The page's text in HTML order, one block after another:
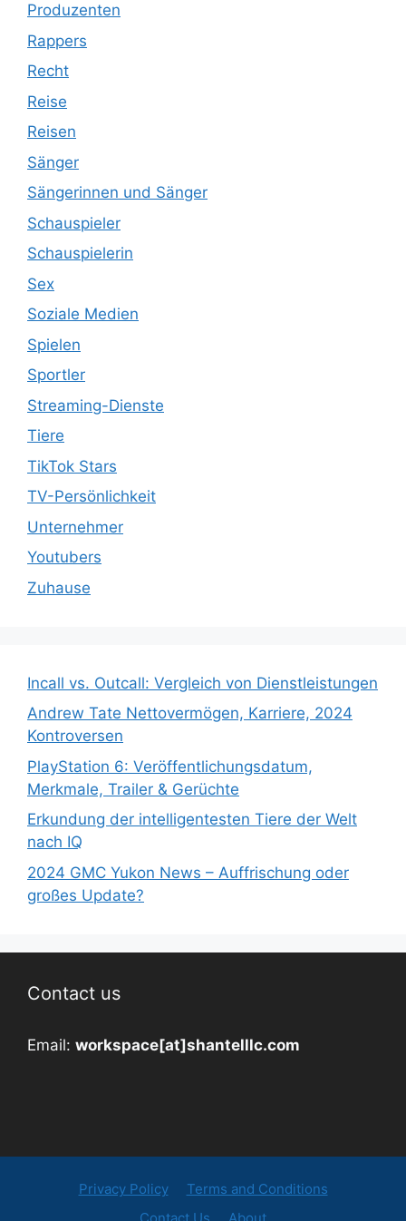
Produzenten
Rappers
Recht
Reise
Reisen
Sänger
Sängerinnen und Sänger
Schauspieler
Schauspielerin
Sex
Soziale Medien
Spielen
Sportler
Streaming-Dienste
Tiere
TikTok Stars
TV-Persönlichkeit
Unternehmer
Youtubers
Zuhause
Incall vs. Outcall: Vergleich von Dienstleistungen
Andrew Tate Nettovermögen, Karriere, 2024
Kontroversen
PlayStation 6: Veröffentlichungsdatum,
Merkmale, Trailer & Gerüchte
Erkundung der intelligentesten Tiere der Welt
nach IQ
2024 GMC Yukon News – Auffrischung oder
großes Update?
Contact us
Email: workspace[at]shantelllc.com
Privacy Policy
Terms and Conditions